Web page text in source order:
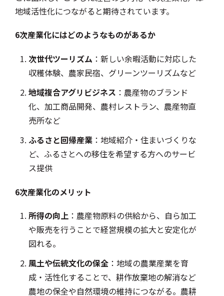
地域活性化につながると期待されています。
6次産業化にはどのようなものがあるか
次世代ツーリズム ：新しい余暇活動に対応した
収穫体験、農家民宿、グリーンツーリズムなど
地域複合アグリビジネス ：農産物のブランド
化、加工商品開発、農村レストラン、農産物直
売所など
ふるさと回帰産業 ：地域紹介・住まいづくりな
ど、ふるさとへの移住を希望する方へのサービ
ス提供
6次産業化のメリット
所得の向上 ：農産物原料の供給から、自ら加工
や販売を行うことで経営規模の拡大と安定化が
図れる。
風土や伝統文化の保全 ：地域の農業産業を育
成・活性化することで、耕作放棄地の解消など
農地の保全や自然環境の維持につながる。農耕